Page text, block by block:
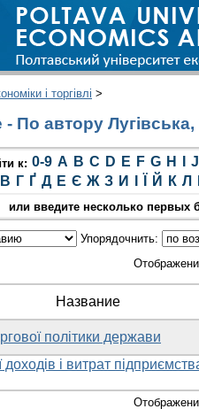
і торгівлі >
По автору
к: 0-9 A B C D E F G H J
В Г Ґ Д Е Є Ж З И Й К Л
или введите несколько первых
Упорядочнить:
Название
політики держави
доходів і витрат